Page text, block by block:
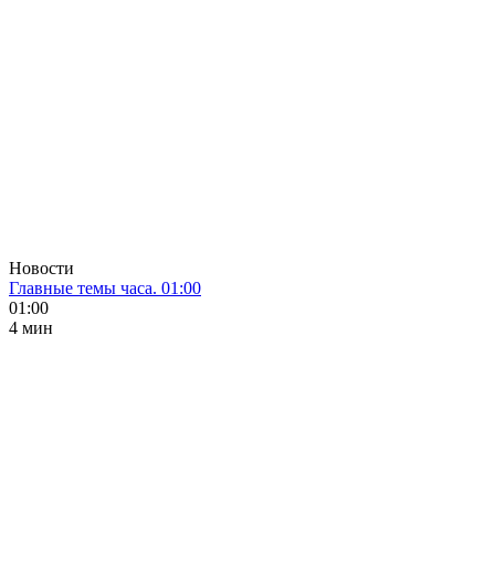
Новости
Главные темы часа. 01:00
01:00
4 мин